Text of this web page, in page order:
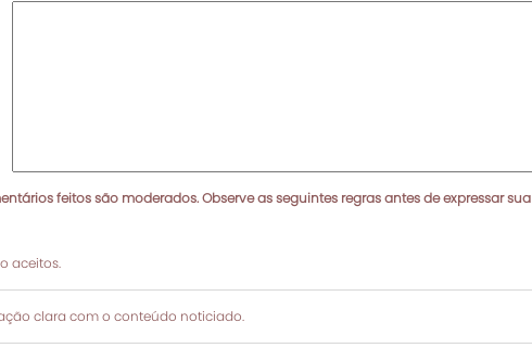
feitos são moderados. Observe as seguintes regras antes de expressar sua
aceitos.
clara com o conteúdo noticiado.